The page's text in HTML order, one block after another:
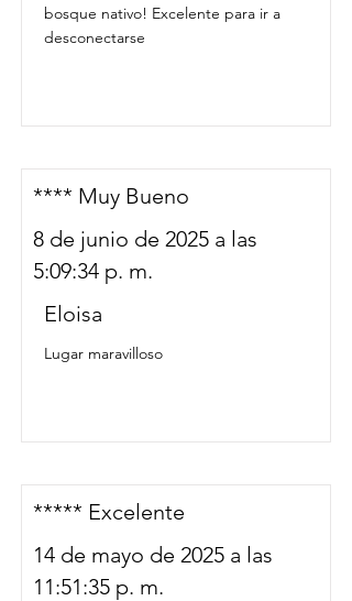
bosque nativo! Excelente para ir a
desconectarse
**** Muy Bueno
8 de junio de 2025 a las
5:09:34 p. m.
Eloisa
Lugar maravilloso
***** Excelente
14 de mayo de 2025 a las
11:51:35 p. m.